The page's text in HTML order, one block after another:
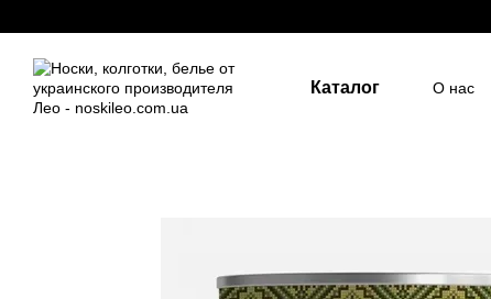
Каталог О нас